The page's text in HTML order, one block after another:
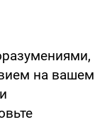
на вашем